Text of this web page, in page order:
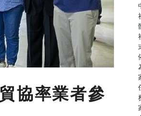
協率業者參